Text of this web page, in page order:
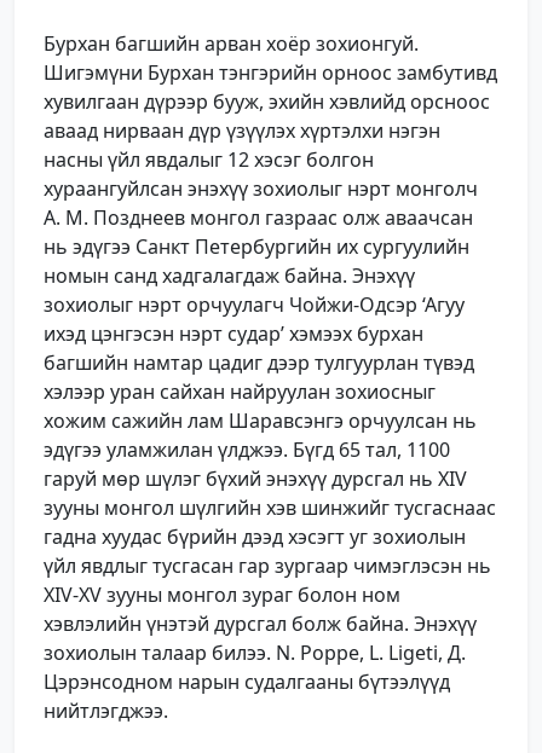
Бурхан багшийн арван хоёр зохионгуй.
Шигэмүни Бурхан тэнгэрийн орноос замбутивд
хувилгаан дүрээр бууж, эхийн хэвлийд орсноос
аваад нирваан дүр үзүүлэх хүртэлхи нэгэн
насны үйл явдалыг 12 хэсэг болгон
хураангуйлсан энэхүү зохиолыг нэрт монголч
А. М. Позднеев монгол газраас олж аваачсан
нь эдүгээ Санкт Петербургийн их сургуулийн
номын санд хадгалагдаж байна. Энэхүү
зохиолыг нэрт орчуулагч Чойжи-Одсэр ‘Агуу
ихэд цэнгэсэн нэрт судар’ хэмээх бурхан
багшийн намтар цадиг дээр тулгуурлан түвэд
хэлээр уран сайхан найруулан зохиосныг
хожим сажийн лам Шаравсэнгэ орчуулсан нь
эдүгээ уламжилан үлджээ. Бүгд 65 тал, 1100
гаруй мөр шүлэг бүхий энэхүү дурсгал нь XIV
зууны монгол шүлгийн хэв шинжийг тусгаснаас
гадна хуудас бүрийн дээд хэсэгт уг зохиолын
үйл явдлыг тусгасан гар зургаар чимэглэсэн нь
XIV-XV зууны монгол зураг болон ном
хэвлэлийн үнэтэй дурсгал болж байна. Энэхүү
зохиолын талаар билээ. N. Poppe, L. Ligeti, Д.
Цэрэнсодном нарын судалгааны бүтээлүүд
нийтлэгджээ.